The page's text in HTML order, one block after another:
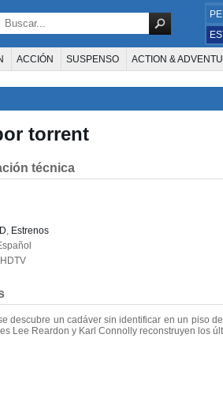
ACCIÓN SUSPENSO ACTION &
torrent
técnica
D, Estrenos
HDTV
descubre un cadáver sin identificar en un piso
Lee Reardon y Karl Connolly reconstruyen los